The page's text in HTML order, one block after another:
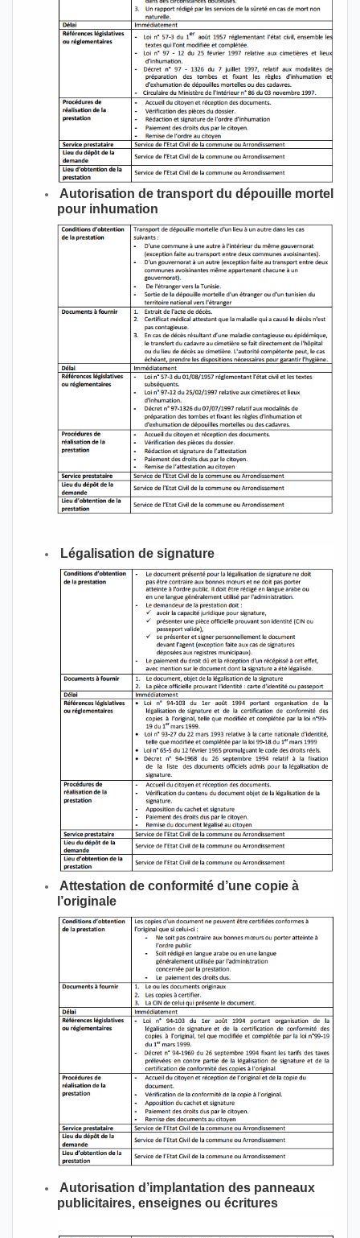
Autorisation de transport du dépouille mortel
pour inhumation
Légalisation de signature
Attestation de conformité d’une copie à
l’originale
Autorisation d’implantation des panneaux
publicitaires, enseignes ou écritures